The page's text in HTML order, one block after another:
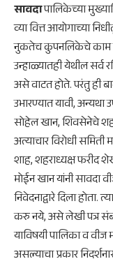
सावदापालिकेच्या
व्या वित्त आयोगाच्या
नुकतेच कुपनलिकेचे काम
उन्हाळ्यातही येथील सर्व
असे वाटत होते. परंतु ही
उभारण्यात यावी,
सोहेल खान, शिवसेनेचे
अत्याचार विरोधी समिती
शाह, शहराध्यक्ष फरीद
मोईन खान यांनी सावदा
निवेदनाद्वारे दिला
करु नये, असे लेखी पत्र
याविषयी पालिका व
असल्याचा प्रकार